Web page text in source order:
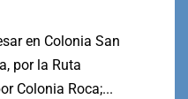
en Colonia San
por la Ruta
Colonia Roca;...